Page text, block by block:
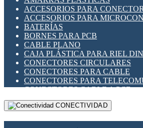
INDICADORES PARA PANEL
INTERFACES DE RELÉ
INTERRUPTORES FIN DE
LLAVES CONMUTADORAS
MEDIDORES DE ENERGÍA Y
MOTORES PASO A PASO
PANTALLAS HMI
PLC -CONTROLADORES
PROGRAMADORES DE
RELÉS DE PROTECCIÓN
SENSORES CAPACITIVOS
ACCESORIOS PARA
ACCESORIOS PARA
BATERÍAS
BORNES PARA PCB
CABLE PLANO
CAJA PLÁSTICA PARA RIEL DIN
CONECTORES CIRCULARES
CONECTORES PARA CABLE
CONECTORES PARA
CONECTORES CABLE A PCB
CONECTORES PCB A CABLE
DIP SWITCHESCONECTIVIDAD